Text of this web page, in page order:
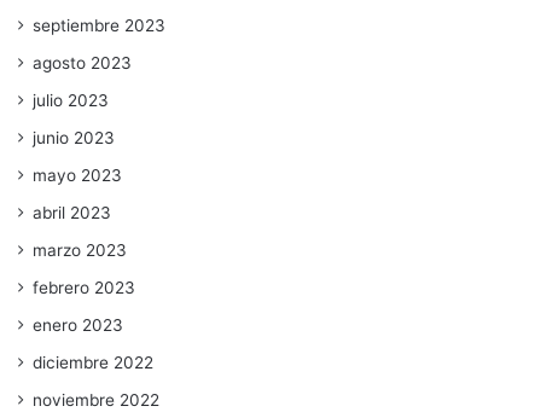
septiembre 2023
agosto 2023
julio 2023
junio 2023
mayo 2023
abril 2023
marzo 2023
febrero 2023
enero 2023
diciembre 2022
noviembre 2022